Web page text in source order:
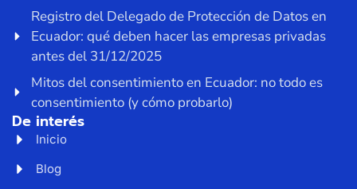
Registro del Delegado de Protección de Datos en
Ecuador: qué deben hacer las empresas privadas
antes del 31/12/2025
Mitos del consentimiento en Ecuador: no todo es
consentimiento (y cómo probarlo)
De interés
Inicio
Blog